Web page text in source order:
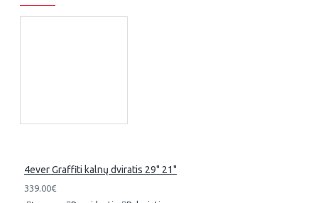
4ever Graffiti kalnų dviratis 29" 21"
339.00€